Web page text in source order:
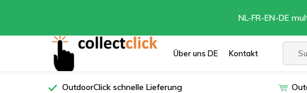
Über uns DE Kontakt
NL-FR-EN-DE
OutdoorClick schnelle Lieferung